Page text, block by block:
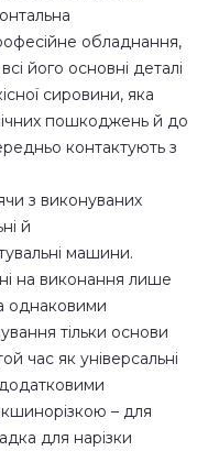
обладнання,
його основні деталі
сировини, яка
пошкоджень й до
контактують з
з виконуваних
й
машини.
на виконання лише
однаковими
тільки основи
час як універсальні
– для
для нарізки